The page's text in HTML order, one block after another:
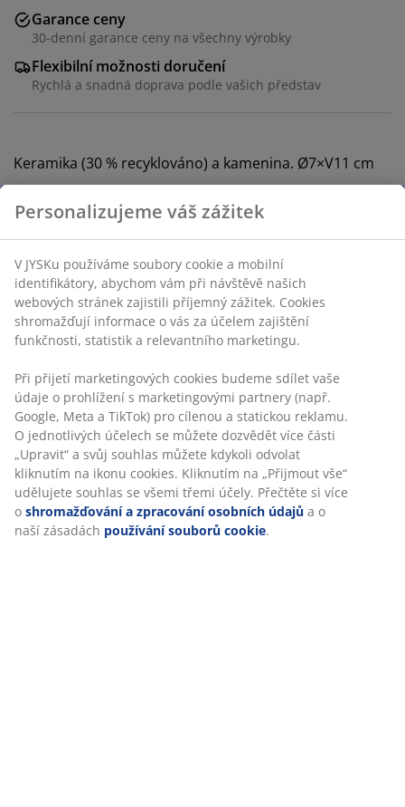
Garance ceny
30-denní garance ceny na všechny výrobky
Flexibilní možnosti doručení
Rychlá a snadná doprava podle vašich představ
Keramika (30 % recyklováno) a kamenina. Ø7×V11 cm
Skladová položka: 2782901
Specifikace
Hodnocení
(1)
Doprava
Personalizujeme váš zážitek
V JYSKu používáme soubory cookie a mobilní
identifikátory, abychom vám při návštěvě našich
webových stránek zajistili příjemný zážitek. Cookies
funkčnosti, statistik a relevantního marketingu.
Při přijetí marketingových cookies budeme sdílet vaše
údaje o prohlížení s marketingovými partnery (např.
Google, Meta a TikTok) pro cílenou a statickou reklamu. O
jednotlivých účelech se můžete dozvědět více části
„Upravit“ a svůj souhlas můžete kdykoli odvolat kliknutím
na ikonu cookies. Kliknutím na „Přijmout vše“ udělujete
souhlas se všemi třemi účely. Přečtěte si více o